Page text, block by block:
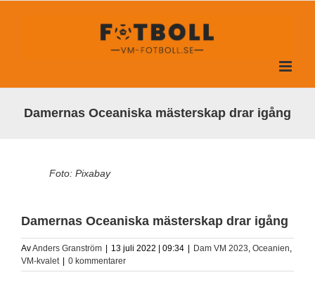
Damernas Oceaniska mästerskap drar igång
Foto: Pixabay
Damernas Oceaniska mästerskap drar igång
AvAnders Granström | 13 juli 2022 | 09:34 | Dam VM 2023, Oceanien,
VM-kvalet | 0 kommentarer